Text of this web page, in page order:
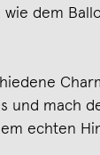
wie dem
und mach
echten